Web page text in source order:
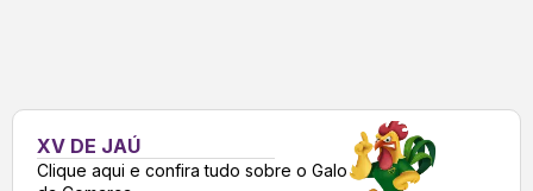
XV DE JAÚ
Clique aqui e confira tudo sobre o Galo